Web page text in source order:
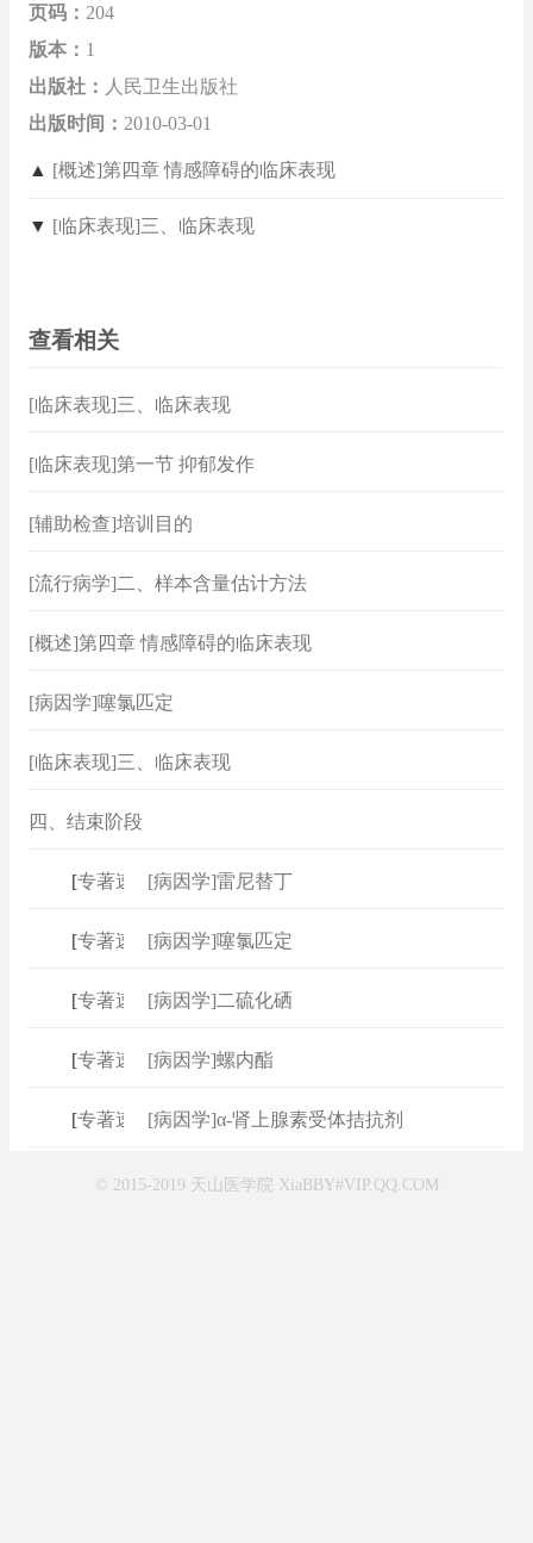
页码： 204
版本： 1
出版社： 人民卫生出版社
出版时间： 2010-03-01
▲ [概述]第四章 情感障碍的临床表现
▼ [临床表现]三、临床表现
查看相关
[临床表现]三、临床表现
[临床表现]第一节 抑郁发作
[辅助检查]培训目的
[流行病学]二、样本含量估计方法
[概述]第四章 情感障碍的临床表现
[病因学]噻氯匹定
[临床表现]三、临床表现
四、结束阶段
专著速查 ][病因学]雷尼替丁
专著速查 ][病因学]噻氯匹定
专著速查 ][病因学]二硫化硒
专著速查 ][病因学]螺内酯
专著速查 ][病因学]α‐肾上腺素受体拮抗剂
© 2015-2019 天山医学院 XiaBBY#VIP.QQ.COM